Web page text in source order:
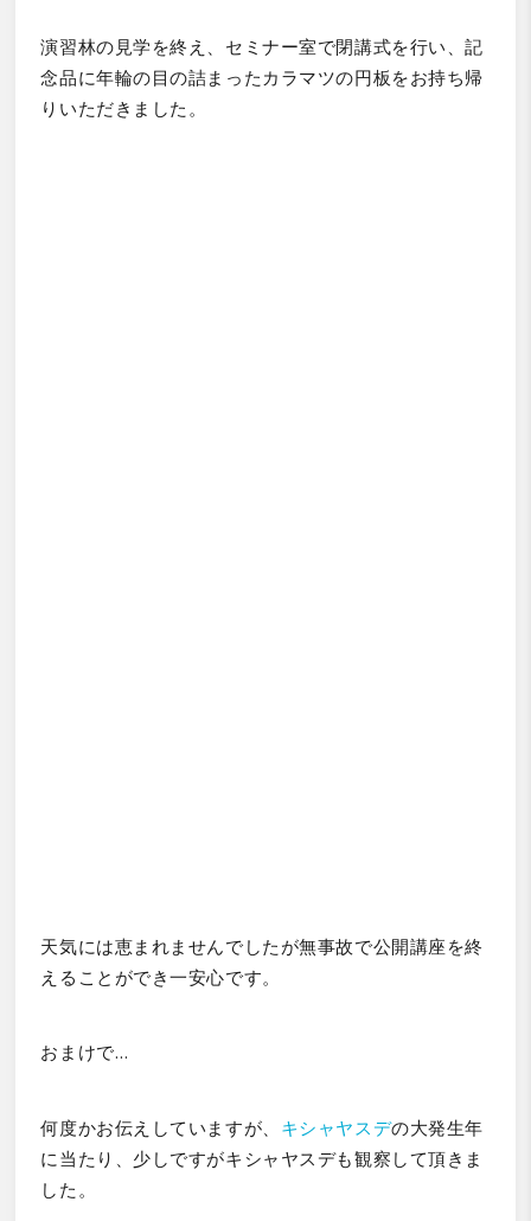
演習林の見学を終え、セミナー室で閉講式を行い、記
念品に年輪の目の詰まったカラマツの円板をお持ち帰
りいただきました。
天気には恵まれませんでしたが無事故で公開講座を終
えることができ一安心です。
おまけで…
何度かお伝えしていますが、 キシャヤスデの大発生年
に当たり、少しですがキシャヤスデも観察して頂きま
した。